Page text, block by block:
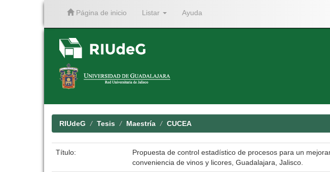
Página de inicio Listar Ayuda
RIUdeG Tesis Maestría CUCEA
Título:
Propuesta de control estadístico de procesos para un
conveniencia de vinos y licores, Guadalajara, Jalisco.